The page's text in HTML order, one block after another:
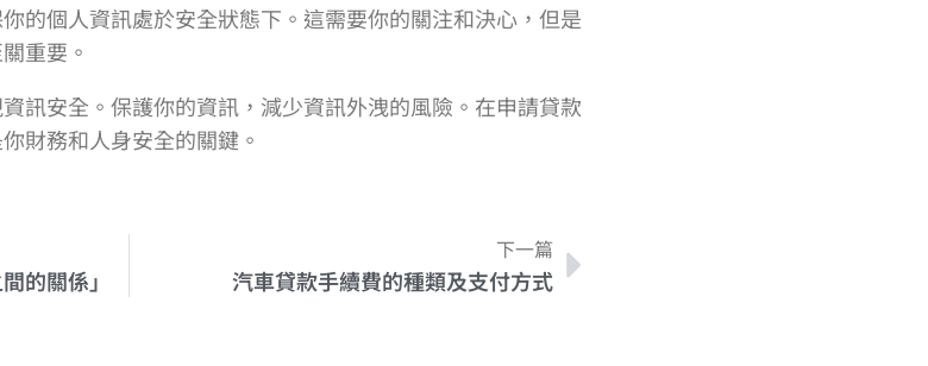
的個人資訊處於安全狀態下。這需要你的關注和決心，但是
重要。
訊安全。保護你的資訊，減少資訊外洩的風險。在申請貸款
財務和人身安全的關鍵。
的關係」
下一篇
汽車貸款手續費的種類及支付方式